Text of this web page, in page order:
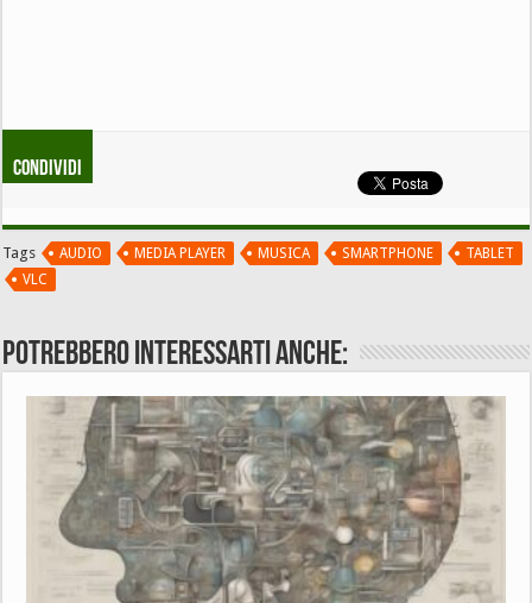
Condividi
Tags AUDIO MEDIA PLAYER MUSICA SMARTPHONE
TABLET
VLC
Potrebbero interessarti anche: